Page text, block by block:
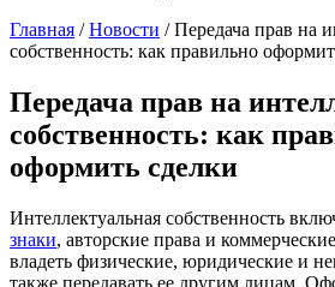
Главная /Новости /Передача прав на
собственность: как правильно
Передача прав на
собственность: как
оформить сделки
Интеллектуальная собственность
знаки, авторские права и
владеть физические, юридические и
также передавать ее другим лицам.